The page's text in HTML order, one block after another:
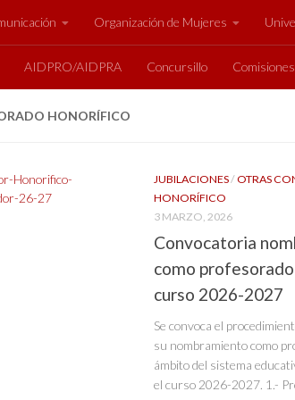
Organización de Mujeres
AIDPRO/AIDPRA Concursillo
HONORÍFICO
JUBILACIONES/OTRAS
HONORÍFICO
3 MARZO, 2026
Convocatoria
como
curso 2026-2027
Se convoca el
su nombramiento como
ámbito del sistema
el curso 2026-2027. 1.-